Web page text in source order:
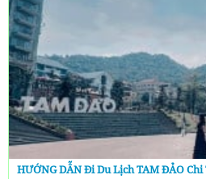
HƯỚNG DẪN Đi Du Lịch TAM ĐẢO